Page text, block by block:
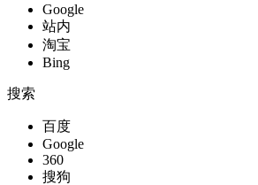
Google
站内
淘宝
Bing
搜索
百度
Google
360
搜狗